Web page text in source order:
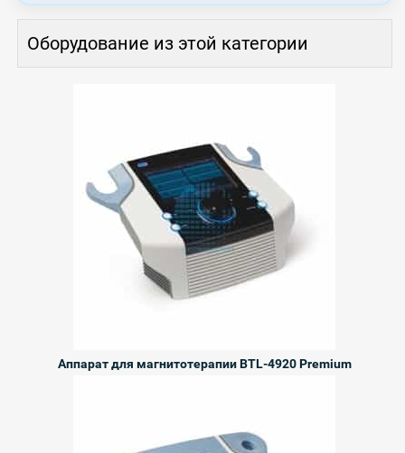
Оборудование из этой категории
Аппарат для магнитотерапии BTL-4920 Premium